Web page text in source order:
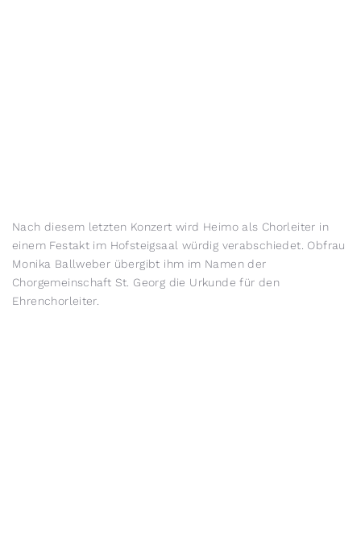
Nach diesem letzten Konzert wird Heimo als Chorleiter in
einem Festakt im Hofsteigsaal würdig verabschiedet. Obfrau
Monika Ballweber übergibt ihm im Namen der
Chorgemeinschaft St. Georg die Urkunde für den
Ehrenchorleiter.